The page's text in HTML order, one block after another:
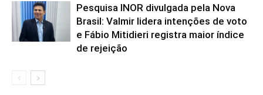
Pesquisa INOR divulgada pela Nova
Brasil: Valmir lidera intenções de voto
e Fábio Mitidieri registra maior índice
de rejeição